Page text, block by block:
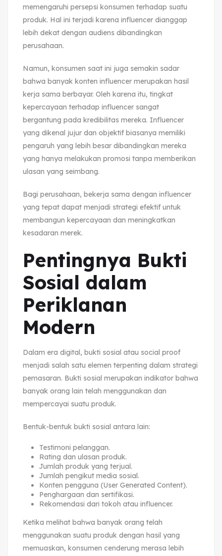
memengaruhi persepsi konsumen terhadap suatu
produk. Hal ini terjadi karena influencer dianggap
lebih dekat dengan audiens dibandingkan
perusahaan.
Namun, konsumen saat ini juga semakin sadar
bahwa banyak konten influencer merupakan hasil
kerja sama berbayar. Oleh karena itu, tingkat
kepercayaan terhadap influencer sangat
bergantung pada kredibilitas mereka. Influencer
yang dikenal jujur dan objektif biasanya memiliki
pengaruh yang lebih besar dibandingkan mereka
yang hanya melakukan promosi tanpa memberikan
ulasan yang seimbang.
Bagi perusahaan, bekerja sama dengan influencer
yang tepat dapat menjadi strategi efektif untuk
membangun kepercayaan dan meningkatkan
kesadaran merek.
Pentingnya Bukti
Sosial dalam
Periklanan
Modern
Dalam era digital, bukti sosial atau social proof
menjadi salah satu elemen terpenting dalam strategi
pemasaran. Bukti sosial merupakan indikator bahwa
banyak orang lain telah menggunakan dan
mempercayai suatu produk.
Bentuk-bentuk bukti sosial antara lain:
Testimoni pelanggan.
Rating dan ulasan produk.
Jumlah produk yang terjual.
Jumlah pengikut media sosial.
Konten pengguna (User Generated Content).
Penghargaan dan sertifikasi.
Rekomendasi dari tokoh atau influencer.
Ketika melihat bahwa banyak orang telah
menggunakan suatu produk dengan hasil yang
memuaskan, konsumen cenderung merasa lebih